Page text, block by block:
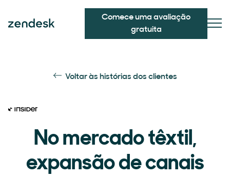
Comece uma avaliação
gratuita
Voltar às histórias dos clientes
No mercado têxtil,
expansão de canais